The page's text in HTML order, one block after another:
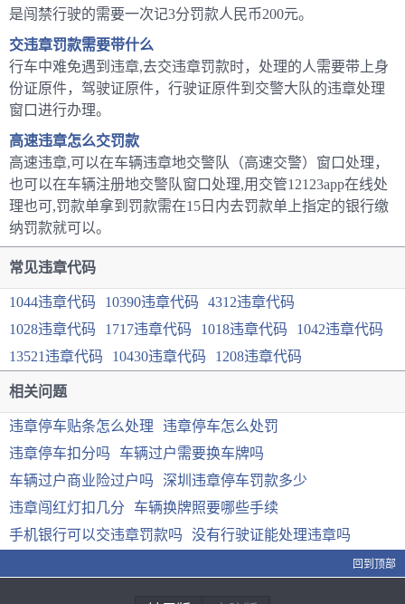
是闯禁行驶的需要一次记3分罚款人民币200元。
交违章罚款需要带什么
行车中难免遇到违章,去交违章罚款时，处理的人需要带上身
份证原件，驾驶证原件，行驶证原件到交警大队的违章处理
窗口进行办理。
高速违章怎么交罚款
高速违章,可以在车辆违章地交警队（高速交警）窗口处理，
也可以在车辆注册地交警队窗口处理,用交管12123app在线处
理也可,罚款单拿到罚款需在15日内去罚款单上指定的银行缴
纳罚款就可以。
常见违章代码
1044违章代码 10390违章代码
4312违章代码
1028违章代码
1717违章代码 1018违章代码
1042违章代码
13521违章代码
10430违章代码 1208违章代码
相关问题
违章停车贴条怎么处理
违章停车怎么处罚
违章停车扣分吗
车辆过户需要换车牌吗
车辆过户商业险过户吗
深圳违章停车罚款多少
违章闯红灯扣几分
车辆换牌照要哪些手续
手机银行可以交违章罚款吗
没有行驶证能处理违章吗
回到顶部